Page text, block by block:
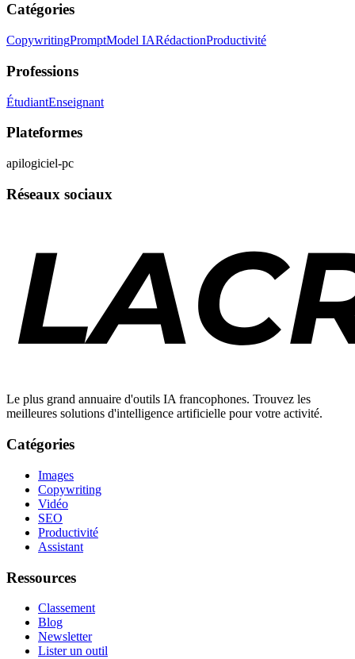
Catégories
CopywritingPromptModel IARédactionProductivité
Professions
ÉtudiantEnseignant
Plateformes
apilogiciel-pc
Réseaux sociaux
Le plus grand annuaire d'outils IA francophones. Trouvez les
meilleures solutions d'intelligence artificielle pour votre activité.
Catégories
Images
Copywriting
Vidéo
SEO
Productivité
Assistant
Ressources
Classement
Blog
Newsletter
Lister un outil